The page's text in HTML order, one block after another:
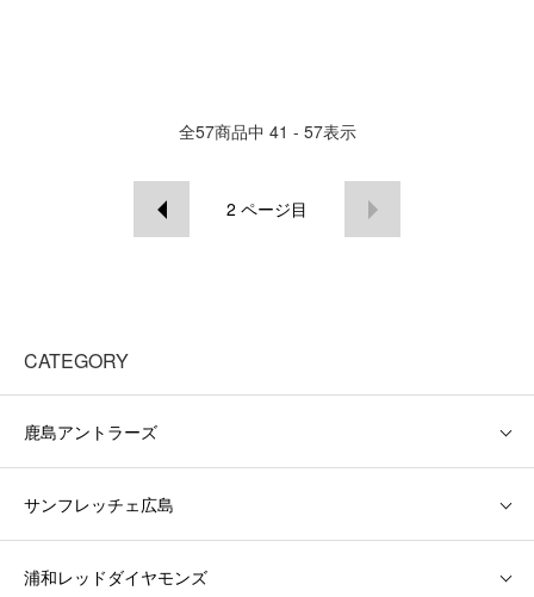
全57商品中 41 - 57表示
2 ページ目
CATEGORY
鹿島アントラーズ
サンフレッチェ広島
浦和レッドダイヤモンズ